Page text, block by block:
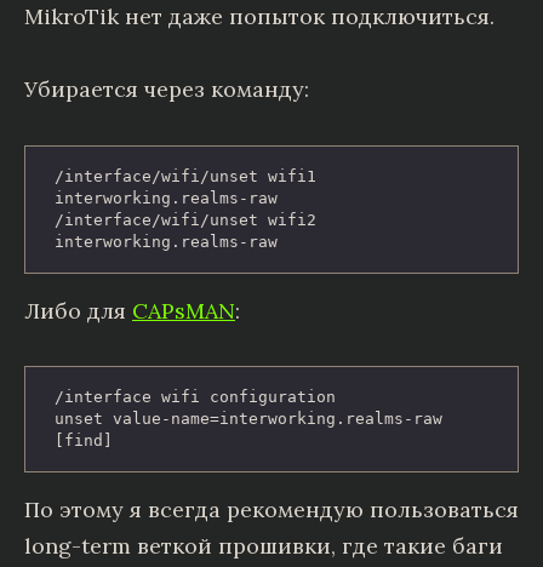
MikroTik нет даже попыток подключиться.
Убирается через команду:
/interface/wifi/unset wifi1
interworking.realms-raw
/interface/wifi/unset wifi2
interworking.realms-raw
Либо для CAPsMAN:
/interface wifi configuration
unset value-name=interworking.realms-raw
[find]
По этому я всегда рекомендую пользоваться
long-term веткой прошивки, где такие баги